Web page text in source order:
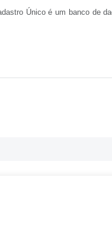
Único é um banco de